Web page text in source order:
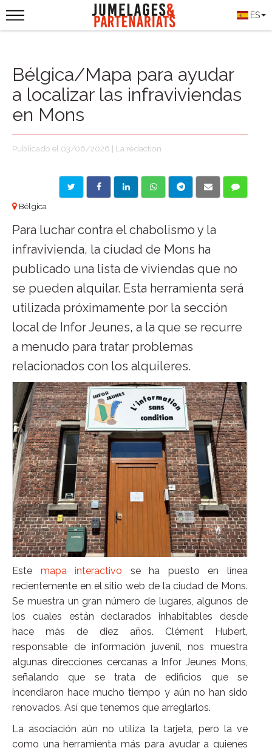
ES
Bélgica/Mapa para ayudar
a localizar las infraviviendas
en Mons
Publicado el 03/06/2026 | La rédaction
Bélgica
Para luchar contra el chabolismo y la
infravivienda, la ciudad de Mons ha
publicado una lista de viviendas que no
se pueden alquilar. Esta herramienta será
utilizada próximamente por la sección
local de Infor Jeunes, a la que se recurre
a menudo para tratar problemas
relacionados con los alquileres.
Este mapa interactivo se ha puesto en línea
recientemente en el sitio web de la ciudad de Mons.
Se muestra un gran número de lugares, algunos de
los cuales están declarados inhabitables desde
hace más de diez años. Clément Hubert,
responsable de información juvenil, nos muestra
algunas direcciones cercanas a Infor Jeunes Mons,
señalando que se trata de edificios que se
incendiaron hace mucho tiempo y aún no han sido
renovados. Así que tenemos que arreglarlos.
La asociación aún no utiliza la tarjeta, pero la ve
como una herramienta más para ayudar a quienes